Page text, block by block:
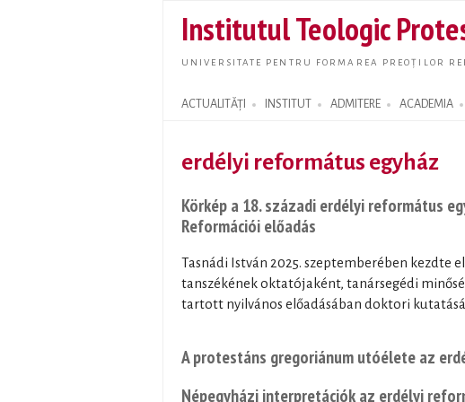
Institutul Teologic
UNIVERSITATE PENTRU FORMAREA PREOȚILOR
ACTUALITĂȚI INSTITUT ADMITERE ACADEMIA
Search form
erdélyi református egyház
Körkép a 18. századi erdélyi református
Reformációi előadás
Tasnádi István 2025. szeptemberében
tanszékének oktatójaként, tanársegédi
tartott nyilvános előadásában doktori
A protestáns gregoriánum utóélete az
Népegyházi interpretációk az erdélyi